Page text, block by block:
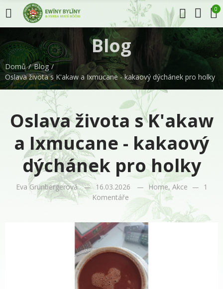
0
Blog
Domů
Blog
Oslava života s K'akaw a Ixmucane - kakaový dýchánek pro holky
Oslava života s K'akaw
a Ixmucane - kakaový
dýchánek pro holky
Eva Grünbergerová 16.03.2026 Home, Akce
1
Komentáře